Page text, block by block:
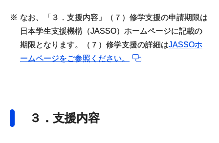
※ なお、「３．支援内容」（７）修学支援の申請期限は
日本学生支援機構（JASSO）ホームページに記載の
期限となります。（７）修学支援の詳細はJASSOホ
ームページをご参照ください。
３．支援内容